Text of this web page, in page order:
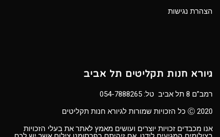
הצהרת נגישות
גיורא חנות תקליטים תל אביב
רמב”ם 8 תל אביב טל:
054-7888265
Ⓒ 2020 כל הזכויות שמורות לגיורא חנות תקליטים
אנו מכבדים זכויות יוצרים ועושים מאמץ לאתר את בעלי הזכויות